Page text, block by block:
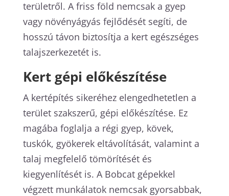
területről. A friss föld nemcsak a gyep
vagy növényágyás fejlődését segíti, de
hosszú távon biztosítja a kert egészséges
talajszerkezetét is.
Kert gépi előkészítése
A kertépítés sikeréhez elengedhetetlen a
terület szakszerű, gépi előkészítése. Ez
magába foglalja a régi gyep, kövek,
tuskók, gyökerek eltávolítását, valamint a
talaj megfelelő tömörítését és
kiegyenlítését is. A Bobcat gépekkel
végzett munkálatok nemcsak gyorsabbak,